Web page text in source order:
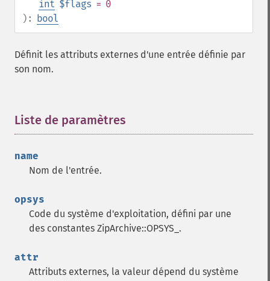
int $flags = 0
): bool
Définit les attributs externes d'une entrée définie par
son nom.
Liste de paramètres
name
Nom de l'entrée.
opsys
Code du système d'exploitation, défini par une
des constantes ZipArchive::OPSYS_.
attr
Attributs externes, la valeur dépend du système